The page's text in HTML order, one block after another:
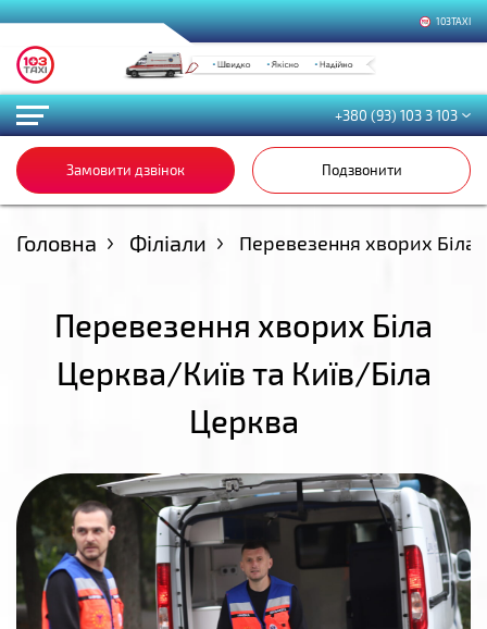
103TAXI
+380 (93) 103 3 103
Замовити дзвінок Подзвонити
Головна Філіали Перевезення хворих
Перевезення хворих Біла
Церква/Київ та Київ/Біла
Церква